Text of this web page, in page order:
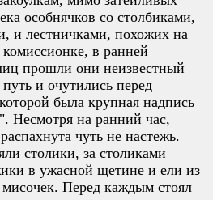
особнячков со столбиками,
и лестничками, похожих на
в ранней
прошли они неизвестный
и очутились перед
была крупная надпись
на ранний час,
чуть не настежь.
столики, за столиками
в ужасной щетине и ели из
Перед каждым стоял